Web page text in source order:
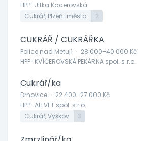
HPP · Jitka Kacerovská
Cukrář, Plzeň-město
2
CUKRÁŘ / CUKRÁŘKA
Police nad Metují · 28 000–40 000 Kč
HPP · KVÍČEROVSKÁ PEKÁRNA spol. s r.o.
Cukrář/ka
Drnovice · 22 400–27 000 Kč
HPP · ALLVET spol. s r.o.
Cukrář, Vyškov
3